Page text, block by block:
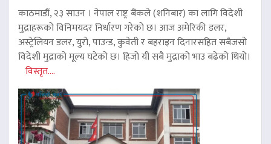
काठमाडौं, २३ साउन । नेपाल राष्ट्र बैंकले (शनिबार) का लागि विदेशी
मुद्राहरूको विनिमयदर निर्धारण गरेको छ। आज अमेरिकी डलर,
अस्ट्रेलियन डलर, युरो, पाउन्ड, कुवेती र बहराइन दिनारसहित सबैजसो
विदेशी मुद्राको मूल्य घटेको छ। हिजो यी सबै मुद्राको भाउ बढेको थियो।
विस्तृत....